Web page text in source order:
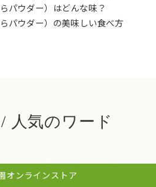
パウダー）はどんな味？
パウダー）の美味しい食べ方
人気のワード
健康食品
オンラインストア